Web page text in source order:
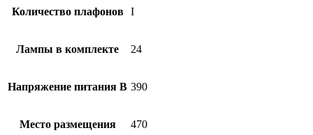
Количество плафонов I
Лампы в комплекте 24
Напряжение питания В 390
Место размещения 470